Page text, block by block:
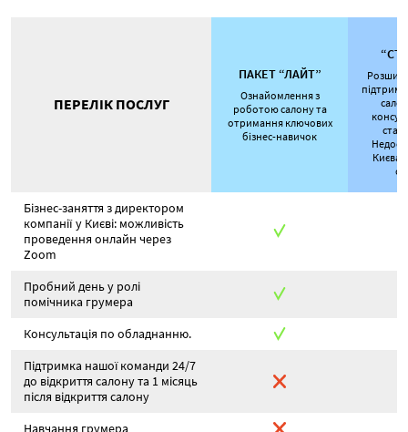
ПЕРЕЛІК ПОСЛУГ
ПАКЕТ “ЛАЙТ”
Ознайомлення з
роботою салону та
отримання ключових
бізнес-навичок
Києва
Бізнес-заняття з директором
компанії у Києві: можливість
проведення онлайн через
Zoom
Пробний день у ролі
помічника грумера
Консультація по обладнанню.
Підтримка нашої команди 24/7
до відкриття салону та 1 місяць
після відкриття салону
Навчання грумера